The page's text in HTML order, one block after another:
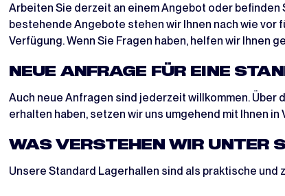
Arbeiten Sie derzeit an einem Angebot oder
bestehende Angebote stehen wir Ihnen nach wie
Verfügung. Wenn Sie Fragen haben, helfen wir Ihnen
NEUE ANFRAGE FÜR EINE
Auch neue Anfragen sind jederzeit willkommen. Über
erhalten haben, setzen wir uns umgehend mit Ihnen
WAS VERSTEHEN WIR UNTER
Unsere Standard Lagerhallen sind als praktische